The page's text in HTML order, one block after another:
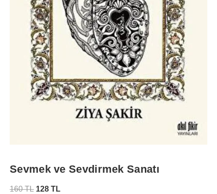
Sevmek ve Sevdirmek Sanatı
160TL 128 TL